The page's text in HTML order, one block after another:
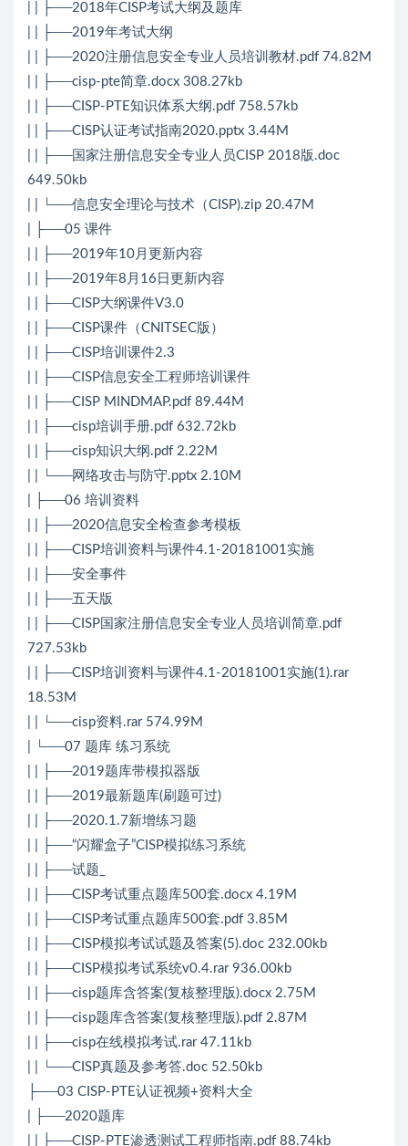
| | ├──2018年CISP考试大纲及题库
| | ├──2019年考试大纲
| | ├──2020注册信息安全专业人员培训教材.pdf 74.82M
| | ├──cisp-pte简章.docx 308.27kb
| | ├──CISP-PTE知识体系大纲.pdf 758.57kb
| | ├──CISP认证考试指南2020.pptx 3.44M
| | ├──国家注册信息安全专业人员CISP 2018版.doc
649.50kb
| | └──信息安全理论与技术（CISP).zip 20.47M
| ├──05 课件
| | ├──2019年10月更新内容
| | ├──2019年8月16日更新内容
| | ├──CISP大纲课件V3.0
| | ├──CISP课件（CNITSEC版）
| | ├──CISP培训课件2.3
| | ├──CISP信息安全工程师培训课件
| | ├──CISP MINDMAP.pdf 89.44M
| | ├──cisp培训手册.pdf 632.72kb
| | ├──cisp知识大纲.pdf 2.22M
| | └──网络攻击与防守.pptx 2.10M
| ├──06 培训资料
| | ├──2020信息安全检查参考模板
| | ├──CISP培训资料与课件4.1-20181001实施
| | ├──安全事件
| | ├──五天版
| | ├──CISP国家注册信息安全专业人员培训简章.pdf
727.53kb
| | ├──CISP培训资料与课件4.1-20181001实施(1).rar
18.53M
| | └──cisp资料.rar 574.99M
| └──07 题库 练习系统
| | ├──2019题库带模拟器版
| | ├──2019最新题库(刷题可过)
| | ├──2020.1.7新增练习题
| | ├──“闪耀盒子”CISP模拟练习系统
| | ├──试题_
| | ├──CISP考试重点题库500套.docx 4.19M
| | ├──CISP考试重点题库500套.pdf 3.85M
| | ├──CISP模拟考试试题及答案(5).doc 232.00kb
| | ├──CISP模拟考试系统v0.4.rar 936.00kb
| | ├──cisp题库含答案(复核整理版).docx 2.75M
| | ├──cisp题库含答案(复核整理版).pdf 2.87M
| | ├──cisp在线模拟考试.rar 47.11kb
| | └──CISP真题及参考答.doc 52.50kb
├──03 CISP-PTE认证视频+资料大全
| ├──2020题库
| | ├──CISP-PTE渗透测试工程师指南.pdf 88.74kb